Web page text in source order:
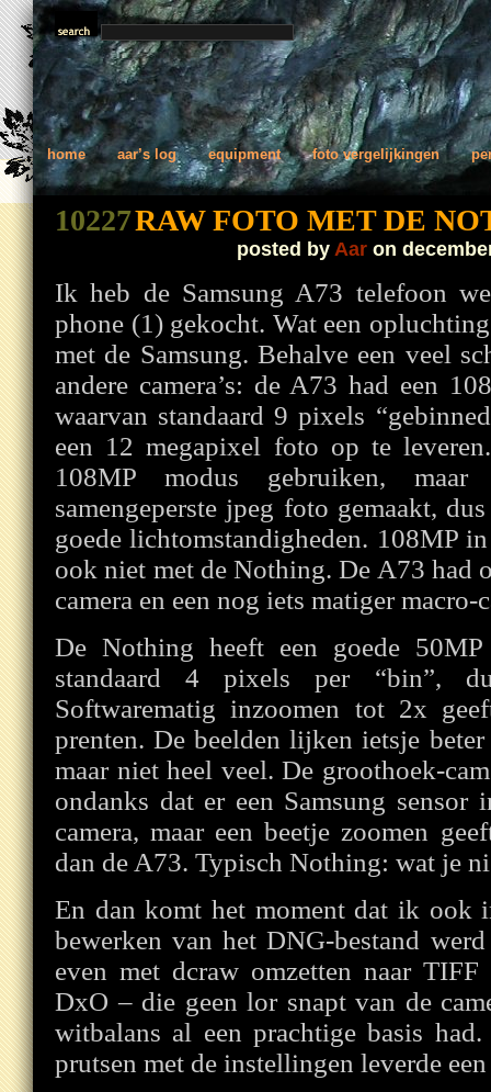
home aar’s log equipment foto vergelijkingen
10227RAW FOTO MET DE
posted by Aar on
Ik heb de Samsung A73 telefoon
phone (1) gekocht. Wat een
met de Samsung. Behalve een veel
andere camera’s: de A73 had een
waarvan standaard 9 pixels
een 12 megapixel foto op te
108MP modus gebruiken,
samengeperste jpeg foto gemaakt,
goede lichtomstandigheden. 108MP
ook niet met de Nothing. De A73 had
camera en een nog iets matiger macro-
De Nothing heeft een goede 50MP
standaard 4 pixels per “bin”,
Softwarematig inzoomen tot 2x
prenten. De beelden lijken ietsje
maar niet heel veel. De groothoek-
ondanks dat er een Samsung sensor
camera, maar een beetje zoomen
dan de A73. Typisch Nothing: wat je
En dan komt het moment dat ik ook
bewerken van het DNG-bestand
even met dcraw omzetten naar
DxO – die geen lor snapt van de
witbalans al een prachtige basis
prutsen met de instellingen leverde